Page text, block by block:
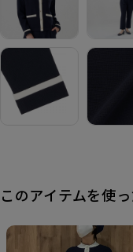
このアイテムを使